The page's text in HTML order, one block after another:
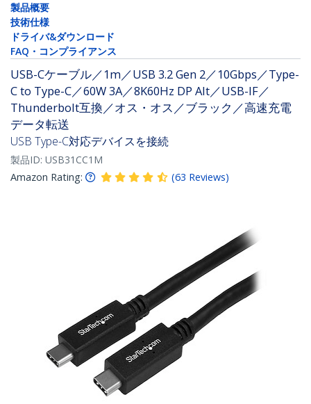
製品概要
技術仕様
ドライバ&ダウンロード
FAQ・コンプライアンス
USB-Cケーブル／1m／USB 3.2 Gen 2／10Gbps／Type-
C to Type-C／60W 3A／8K60Hz DP Alt／USB-IF／
Thunderbolt互換／オス・オス／ブラック／高速充電
データ転送
USB Type-C対応デバイスを接続
製品ID: USB31CC1M
Amazon Rating:
(63 Reviews)